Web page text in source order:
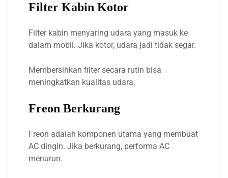
Filter Kabin Kotor
Filter kabin menyaring udara yang masuk ke
dalam mobil. Jika kotor, udara jadi tidak segar.
Membersihkan filter secara rutin bisa
meningkatkan kualitas udara.
Freon Berkurang
Freon adalah komponen utama yang membuat
AC dingin. Jika berkurang, performa AC
menurun.